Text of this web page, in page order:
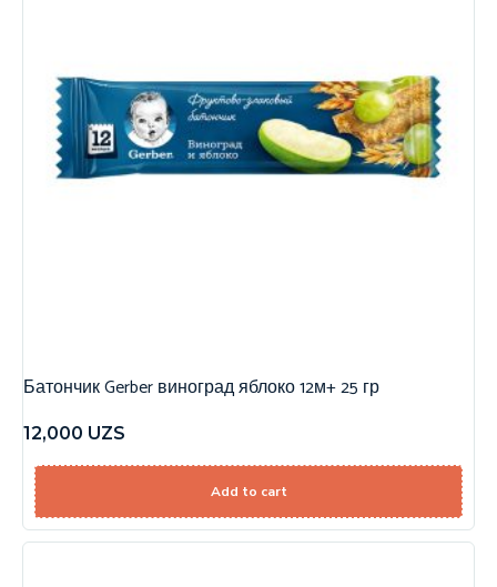
Батончик Gerber виноград яблоко 12м+ 25 гр
12,000 UZS
Add to cart